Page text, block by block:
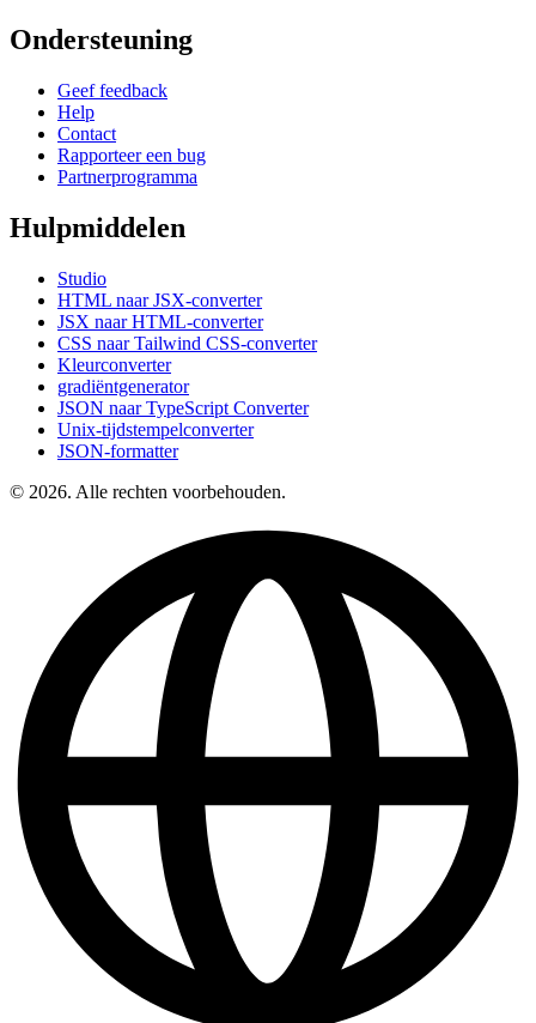
Ondersteuning
Geef feedback
Help
Contact
Rapporteer een bug
Partnerprogramma
Hulpmiddelen
Studio
HTML naar JSX-converter
JSX naar HTML-converter
CSS naar Tailwind CSS-converter
Kleurconverter
gradiëntgenerator
JSON naar TypeScript Converter
Unix-tijdstempelconverter
JSON-formatter
© 2026. Alle rechten voorbehouden.